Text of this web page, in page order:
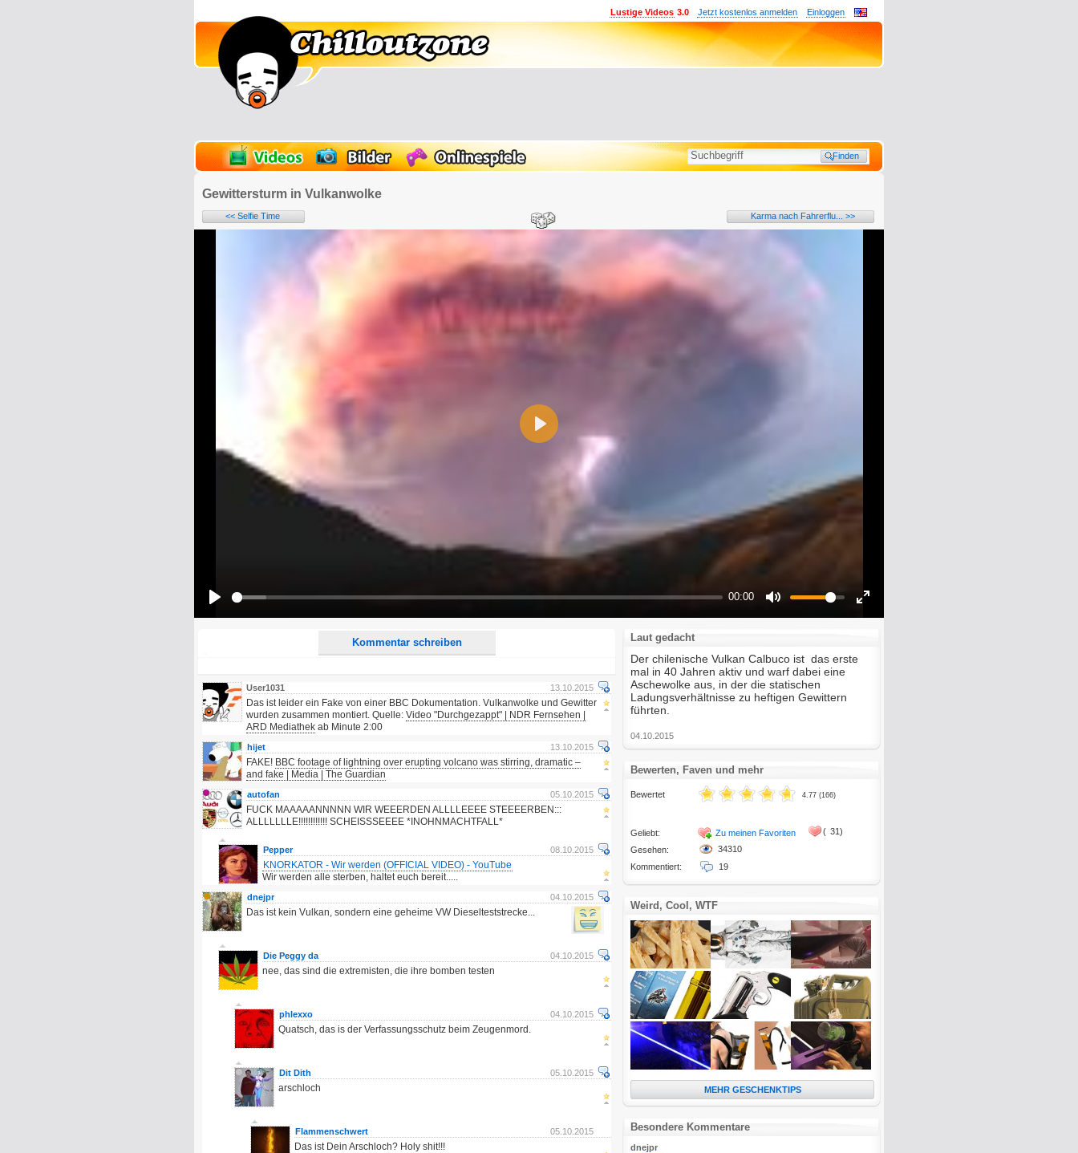
Einloggen
Jetzt kostenlos anmelden
Lustige Videos 3.0
Gewittersturm in Vulkanwolke
<< Selfie Time Karma nach Fahrerflu... >>
00:00
Play
Kommentar schreiben
E-Mail-Adresse (optional):
Alle HTML-Tags außer <br>, <strike> und <i> werden aus Deinem Kommentar entfernt.
Ich möchte eine E-Mail, wenn auf dieser Seite weitere Kommentare erscheinen.
13.10.2015
User1031
Das ist leider ein Fake von einer BBC Dokumentation. Vulkanwolke und Gewitter
wurden zusammen montiert. Quelle: Video "Durchgezappt" | NDR Fernsehen |
ARD Mediathek ab Minute 2:00
13.10.2015
hijet
FAKE! BBC footage of lightning over erupting volcano was stirring, dramatic –
and fake | Media | The Guardian
05.10.2015
autofan
FUCK MAAAAANNNNN WIR WEEERDEN ALLLLEEEE STEEEERBEN:::
ALLLLLLLE!!!!!!!!!!!! SCHEISSSEEEE *INOHNMACHTFALL*
08.10.2015
Pepper
KNORKATOR - Wir werden (OFFICIAL VIDEO) - YouTube
Wir werden alle sterben, haltet euch bereit.....
04.10.2015
dnejpr
Das ist kein Vulkan, sondern eine geheime VW Dieselteststrecke...
04.10.2015
Die Peggy da
nee, das sind die extremisten, die ihre bomben testen
04.10.2015
phlexxo
Quatsch, das is der Verfassungsschutz beim Zeugenmord.
05.10.2015
Dit Dith
arschloch
05.10.2015
Flammenschwert
Das ist Dein Arschloch? Holy shit!!!
Laut gedacht
Der chilenische Vulkan Calbuco ist das erste
mal in 40 Jahren aktiv und warf dabei eine
Aschewolke aus, in der die statischen
Ladungsverhältnisse zu heftigen Gewittern
führten.
04.10.2015
Bewerten, Faven und mehr
Bewertet
Geliebt:
Gesehen:
Kommentiert:
4.77 (166)
Zu meinen Favoriten
34310
19
( 31)
Weird, Cool, WTF
MEHR GESCHENKTIPS
Besondere Kommentare
dnejpr